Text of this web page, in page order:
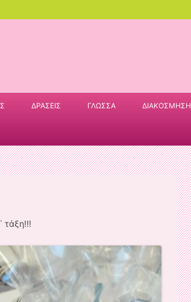
ΔΡΑΣΕΙΣ ΓΛΩΣΣΑ ΔΙΑΚΟΣΜΗΣΗ
τάξη!!!